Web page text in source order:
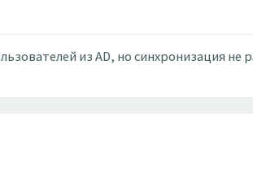
из AD, но синхронизация не